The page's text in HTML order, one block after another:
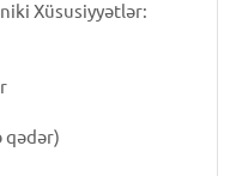
Xüsusiyyətlər:
qədər)